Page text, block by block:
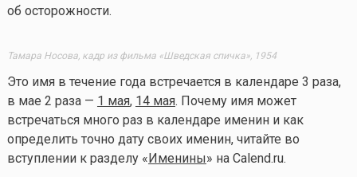
об осторожности.
Тамара Носова, кадр из фильма «Шведская спичка», 1954
Это имя в течение года встречается в календаре 3 раза,
в мае 2 раза — 1 мая, 14 мая. Почему имя может
встречаться много раз в календаре именин и как
определить точно дату своих именин, читайте во
вступлении к разделу « Именины» на Calend.ru.